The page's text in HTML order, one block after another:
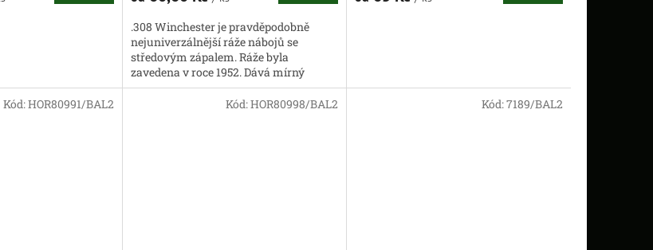
.308 Winchester je pravděpodobně
nejuniverzálnější ráže nábojů se
středovým zápalem. Ráže byla
zavedena v roce 1952. Dává mírný
zpětný ráz, dobrou balistiku a rozsáhlý...
Kód:HOR80991/BAL2 Kód:HOR80998/BAL2 Kód:7189/BAL2